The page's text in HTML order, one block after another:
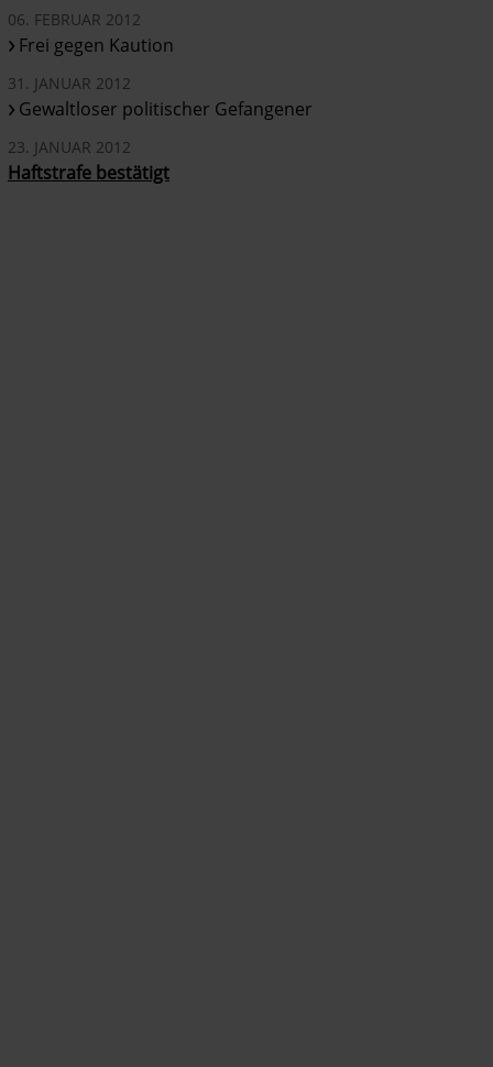
06. FEBRUAR 2012
Frei gegen Kaution
31. JANUAR 2012
Gewaltloser politischer Gefangener
23. JANUAR 2012
Haftstrafe bestätigt